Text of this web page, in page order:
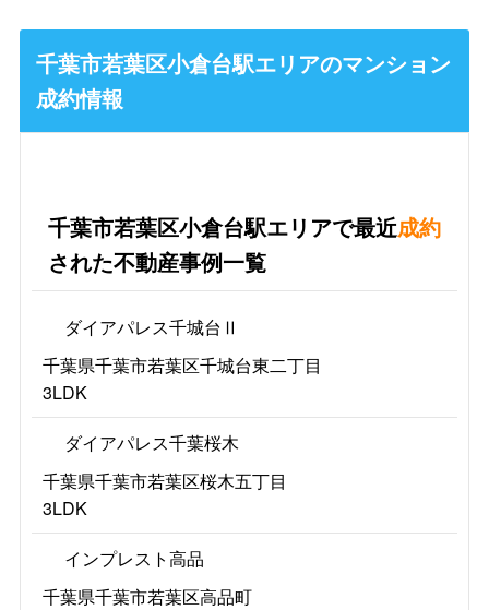
千葉市若葉区小倉台駅エリアのマンション
成約情報
千葉市若葉区小倉台駅エリアで最近成約
された不動産事例一覧
ダイアパレス千城台Ⅱ
千葉県千葉市若葉区千城台東二丁目
3LDK
ダイアパレス千葉桜木
千葉県千葉市若葉区桜木五丁目
3LDK
インプレスト高品
千葉県千葉市若葉区高品町